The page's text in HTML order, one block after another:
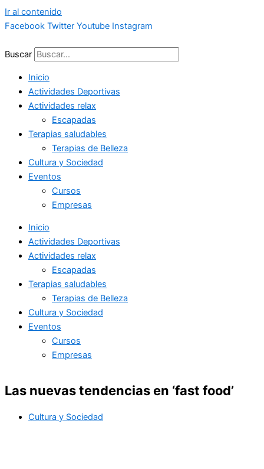
Ir al contenido
Facebook Twitter Youtube Instagram
Buscar
Inicio
Actividades Deportivas
Actividades relax
Escapadas
Terapias saludables
Terapias de Belleza
Cultura y Sociedad
Eventos
Cursos
Empresas
Inicio
Actividades Deportivas
Actividades relax
Escapadas
Terapias saludables
Terapias de Belleza
Cultura y Sociedad
Eventos
Cursos
Empresas
Las nuevas tendencias en ‘fast food’
Cultura y Sociedad